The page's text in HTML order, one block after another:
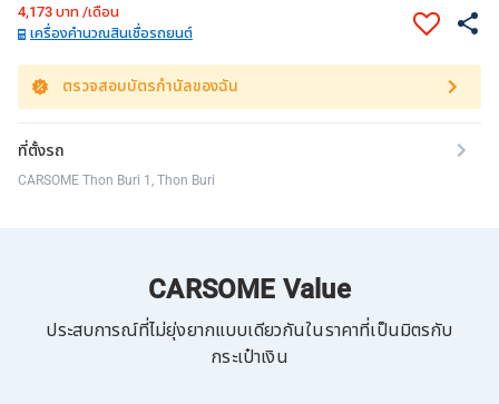
4,173บาท /เดือน
เครื่องคำนวณสินเชื่อรถยนต์
ตรวจสอบบัตรกำนัลของฉัน
ที่ตั้งรถ
CARSOME Thon Buri 1, Thon Buri
CARSOME Value
ประสบการณ์ที่ไม่ยุ่งยากแบบเดียวกันในราคาที่เป็นมิตรกับ
กระเป๋าเงิน